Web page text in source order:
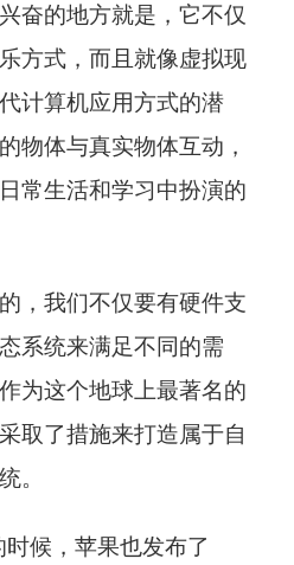
奋的地方就是，它不仅
方式，而且就像虚拟现
计算机应用方式的潜
物体与真实物体互动，
常生活和学习中扮演的
，我们不仅要有硬件支
系统来满足不同的需
为这个地球上最著名的
取了措施来打造属于自
。
候，苹果也发布了